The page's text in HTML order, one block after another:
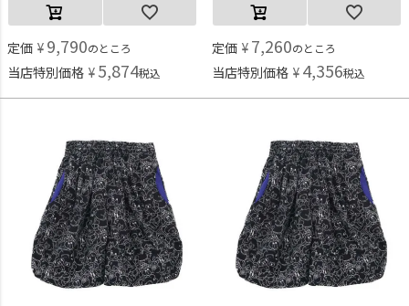
定価 ¥ 9,790のところ
当店特別価格 ¥ 5,874税込
定価 ¥ 7,260のところ
当店特別価格 ¥ 4,356税込